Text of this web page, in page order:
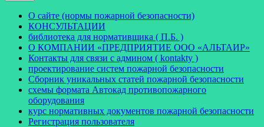
О сайте (нормы пожарной безопасности)
КОНСУЛЬТАЦИИ
библиотека для нормативщика ( П.Б. )
О КОМПАНИИ «ПРЕДПРИЯТИЕ ООО «АЛЬТАИР»
Контакты для связи с админом ( kontakty )
проектирование систем пожарной безопасности
Сборник уникальных статей пожарной безопасности
схемы формата Автокад противопожарного
оборудования
курс нормативных документов пожарной безопасности
Регистрация пользователя